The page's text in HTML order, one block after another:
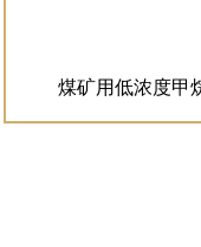
煤矿用低浓度甲